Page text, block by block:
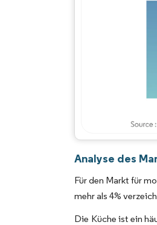
Analyse des
Für den Markt für
mehr als 4%
Die Küche ist ein